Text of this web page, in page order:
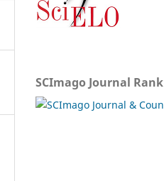
SCImago Journal Rank